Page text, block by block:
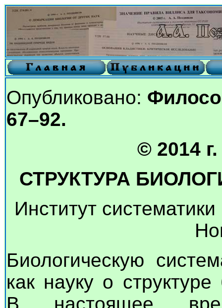
Опубликовано:
67–92.
© 2014
СТРУКТУРА
Институт
Биологическую
как науку о структуре